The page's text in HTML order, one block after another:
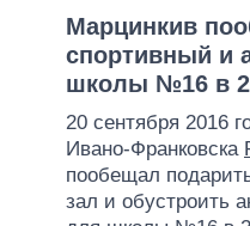
КАБИНЕТ
ГЛАВЫ
ВСЕ ПЕРСОНЫ
Марцинкив
спортивный и
школы №16 в
20 сентября 2016
Ивано-Франковска
пообещал
зал и обустроить